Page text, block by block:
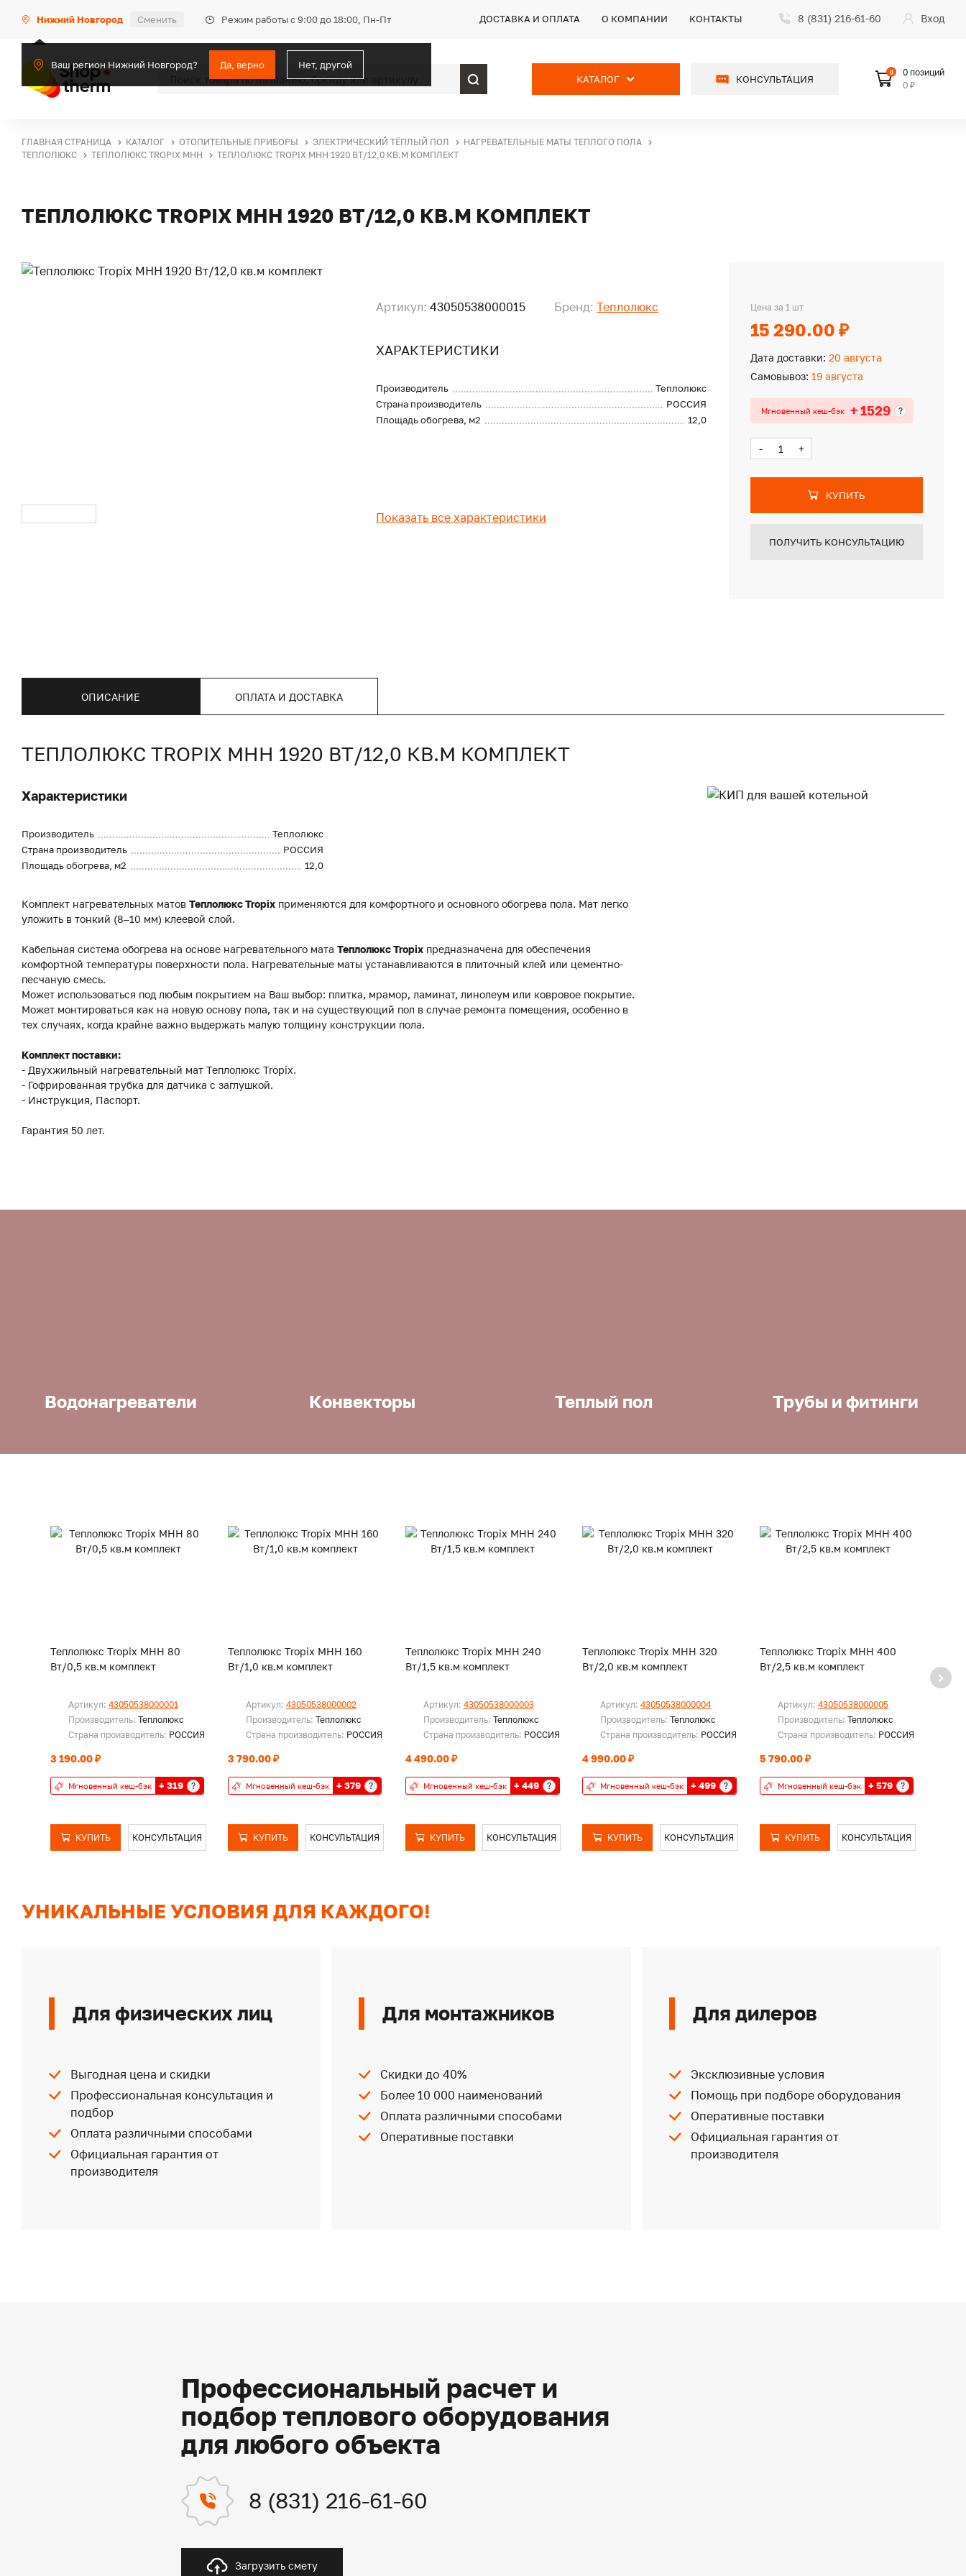
Нижний Новгород Сменить Режим работы с 9:00 до 18:00, Пн-Пт
Ваш регион Нижний Новгород? Да, верно Нет, другой
ДОСТАВКА И ОПЛАТА О КОМПАНИИ КОНТАКТЫ 8 (831) 216-61-60 Вход
КАТАЛОГ КОНСУЛЬТАЦИЯ
0
0 позиций
0 ₽
ГЛАВНАЯ СТРАНИЦА КАТАЛОГ ОТОПИТЕЛЬНЫЕ ПРИБОРЫ ЭЛЕКТРИЧЕСКИЙ ТЁПЛЫЙ ПОЛ
НАГРЕВАТЕЛЬНЫЕ МАТЫ ТЕПЛОГО ПОЛА
ТЕПЛОЛЮКС
ТЕПЛОЛЮКС TROPIX MHH ТЕПЛОЛЮКС TROPIX МНН 1920 ВТ/12,0 КВ.М КОМПЛЕКТ
ТЕПЛОЛЮКС TROPIX МНН 1920 ВТ/12,0 КВ.М КОМПЛЕКТ
Артикул: 43050538000015 Бренд: Теплолюкс
ХАРАКТЕРИСТИКИ
Производитель
Теплолюкс
Страна производитель
РОССИЯ
Площадь обогрева, м2
12,0
Показать все характеристики
Цена за 1 шт
15 290.00 ₽
Дата доставки: 20 августа
Самовывоз: 19 августа
Мгновенный кеш-бэк + 1529 ?
- +
КУПИТЬ
ПОЛУЧИТЬ КОНСУЛЬТАЦИЮ
ОПИСАНИЕ ОПЛАТА И ДОСТАВКА
ТЕПЛОЛЮКС TROPIX МНН 1920 ВТ/12,0 КВ.М КОМПЛЕКТ
Характеристики
Производитель
Теплолюкс
Страна производитель
РОССИЯ
Площадь обогрева, м2
12,0
Комплект нагревательных матов Теплолюкс Tropix применяются для комфортного и основного обогрева пола. Мат легко
уложить в тонкий (8–10 мм) клеевой слой.
Кабельная система обогрева на основе нагревательного мата Теплолюкс Tropix предназначена для обеспечения
комфортной температуры поверхности пола. Нагревательные маты устанавливаются в плиточный клей или цементно-
песчаную смесь.
Может использоваться под любым покрытием на Ваш выбор: плитка, мрамор, ламинат, линолеум или ковровое покрытие.
Может монтироваться как на новую основу пола, так и на существующий пол в случае ремонта помещения, особенно в
тех случаях, когда крайне важно выдержать малую толщину конструкции пола.
Комплект поставки:
- Двухжильный нагревательный мат Теплолюкс Tropix.
- Гофрированная трубка для датчика с заглушкой.
- Инструкция, Паспорт.
Гарантия 50 лет.
Водонагреватели Конвекторы Теплый пол Трубы и фитинги
Теплолюкс Tropix МНН 80
Вт/0,5 кв.м комплект
Артикул: 43050538000001
Производитель: Теплолюкс
Страна производитель: РОССИЯ
3 190.00 ₽
Мгновенный кеш-бэк + 319 ?
КУПИТЬ КОНСУЛЬТАЦИЯ
Теплолюкс Tropix МНН 160
Вт/1,0 кв.м комплект
Артикул: 43050538000002
Производитель: Теплолюкс
Страна производитель: РОССИЯ
3 790.00 ₽
Мгновенный кеш-бэк + 379 ?
КУПИТЬ КОНСУЛЬТАЦИЯ
Теплолюкс Tropix МНН 240
Вт/1,5 кв.м комплект
Артикул: 43050538000003
Производитель: Теплолюкс
Страна производитель: РОССИЯ
4 490.00 ₽
Мгновенный кеш-бэк + 449 ?
КУПИТЬ КОНСУЛЬТАЦИЯ
Теплолюкс Tropix МНН 320
Вт/2,0 кв.м комплект
Артикул:43050538000004
Производитель:Теплолюкс
Страна производитель: РОССИЯ
4 990.00 ₽
Мгновенный кеш-бэк + 499 ?
КУПИТЬ КОНСУЛЬТАЦИЯ
Теплолюкс Tropix МНН 400
Вт/2,5 кв.м комплект
Артикул:43050538000005
Производитель:Теплолюкс
Страна производитель: РОССИЯ
5 790.00 ₽
Мгновенный кеш-бэк + 579 ?
КУПИТЬ КОНСУЛЬТАЦИЯ
Вт/
УНИКАЛЬНЫЕ УСЛОВИЯ ДЛЯ КАЖДОГО!
Для физических лиц
Выгодная цена и скидки
Профессиональная консультация и
подбор
Оплата различными способами
Официальная гарантия от
производителя
Для монтажников
Скидки до 40%
Более 10 000 наименований
Оплата различными способами
Оперативные поставки
Для дилеров
Эксклюзивные условия
Помощь при подборе оборудования
Оперативные поставки
Официальная гарантия от
производителя
Профессиональный расчет и
подбор теплового оборудования
для любого объекта
8 (831) 216-61-60
Загрузить смету